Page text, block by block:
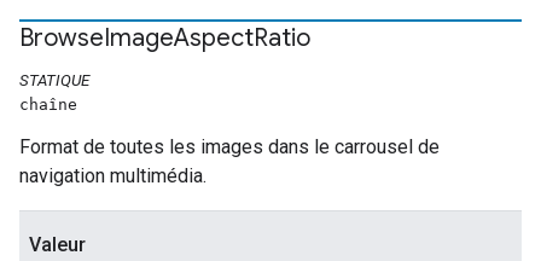
BrowseImageAspectRatio
STATIQUE
chaîne
Format de toutes les images dans le carrousel de
navigation multimédia.
Valeur